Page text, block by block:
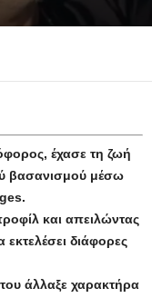
έχασε τη ζωή
βασανισμού μέσω
και απειλώντας
διάφορες
άλλαξε χαρακτήρα